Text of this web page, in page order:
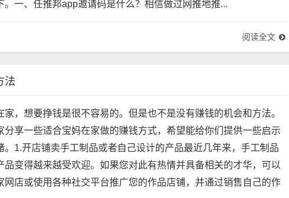
。一、任推邦app邀请码是什么？相信做过网推地推...
阅读全文
法
家，想要挣钱是很不容易的。但是也不是没有赚钱的机会和方法。
分享一些适合宝妈在家做的赚钱方式，希望能给你们提供一些启示
。1.开店铺卖手工制品或者自己设计的产品最近几年来，手工制品
品变得越来越受欢迎。如果您对此有热情并具备相关的才华，可以
网店或使用各种社交平台推广您的作品店铺，并通过销售自己的作